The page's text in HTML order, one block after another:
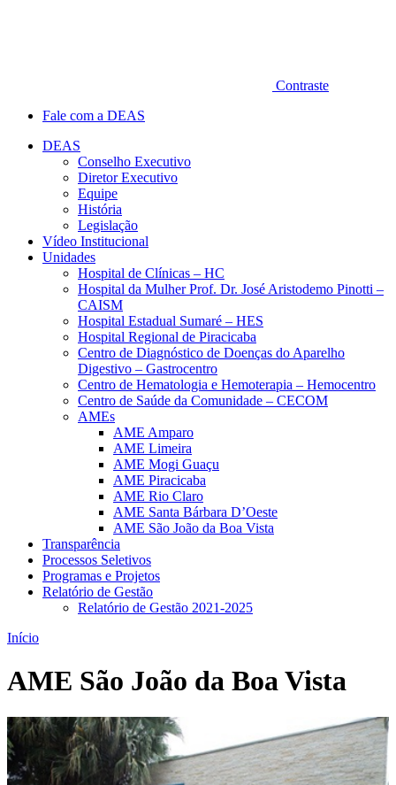
Contraste
Fale com a DEAS
DEAS
Conselho Executivo
Diretor Executivo
Equipe
História
Legislação
Vídeo Institucional
Unidades
Hospital de Clínicas – HC
Hospital da Mulher Prof. Dr. José Aristodemo Pinotti –
CAISM
Hospital Estadual Sumaré – HES
Hospital Regional de Piracicaba
Centro de Diagnóstico de Doenças do Aparelho
Digestivo – Gastrocentro
Centro de Hematologia e Hemoterapia – Hemocentro
Centro de Saúde da Comunidade – CECOM
AMEs
AME Amparo
AME Limeira
AME Mogi Guaçu
AME Piracicaba
AME Rio Claro
AME Santa Bárbara D’Oeste
AME São João da Boa Vista
Transparência
Processos Seletivos
Programas e Projetos
Relatório de Gestão
Relatório de Gestão 2021-2025
Início
AME São João da Boa Vista